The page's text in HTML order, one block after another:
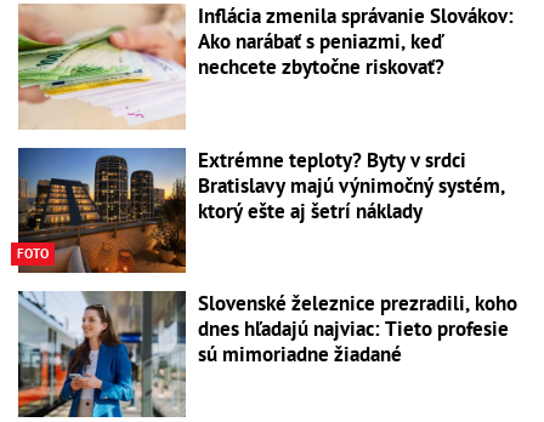
Inflácia zmenila správanie Slovákov:
Ako narábať s peniazmi, keď
nechcete zbytočne riskovať?
FOTO
Extrémne teploty? Byty v srdci
Bratislavy majú výnimočný systém,
ktorý ešte aj šetrí náklady
Slovenské železnice prezradili, koho
dnes hľadajú najviac: Tieto profesie
sú mimoriadne žiadané